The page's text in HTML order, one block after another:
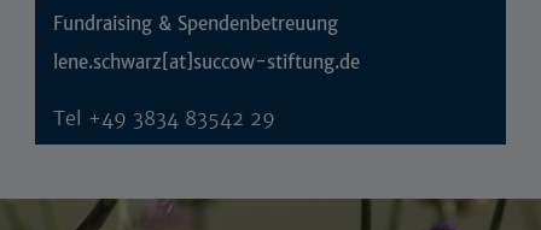
Fundraising & Spendenbetreuung
lene.schwarz[at]succow-stiftung.de
Tel +49 3834 83542 29